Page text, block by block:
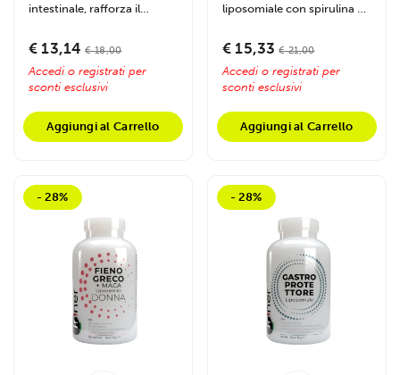
intestinale, rafforza il
riequilibra la...
€ 13,14 € 18,00
Accedi o registrati per
sconti esclusivi
Aggiungi al Carrello
liposomiale con spirulina e
energia, riduce...
€ 15,33 € 21,00
Accedi o registrati per
sconti esclusivi
Aggiungi al Carrello
- 28% - 28%